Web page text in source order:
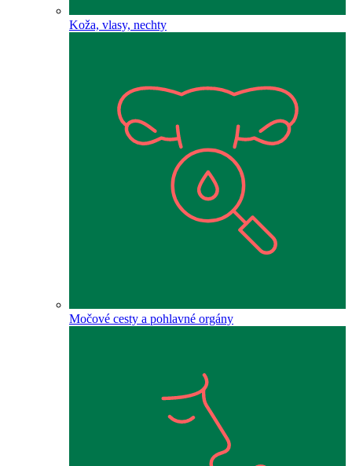
Koža, vlasy, nechty
Močové cesty a pohlavné orgány